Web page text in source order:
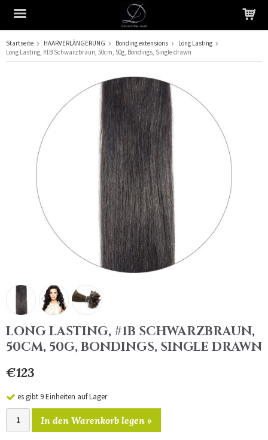
Das Produkt wurde in Ihren Warenkorb gelegt
Startseite HAARVERLÄNGERUNG Bonding extensions
Long Lasting
Long Lasting, #1B Schwarzbraun, 50cm, 50g, Bondings, Single drawn
LONG LASTING, #1B SCHWARZBRAUN,
50CM, 50G, BONDINGS, SINGLE DRAWN
€123
es gibt 9 Einheiten auf Lager
In den Warenkorb legen »